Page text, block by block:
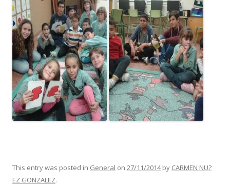
This entry was posted in General on 27/11/2014by CARMEN NU?
EZ GONZALEZ.